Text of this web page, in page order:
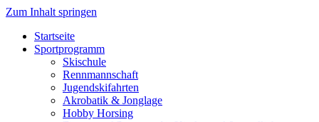
Zum Inhalt springen
Startseite
Sportprogramm
Skischule
Rennmannschaft
Jugendskifahrten
Akrobatik & Jonglage
Hobby Horsing